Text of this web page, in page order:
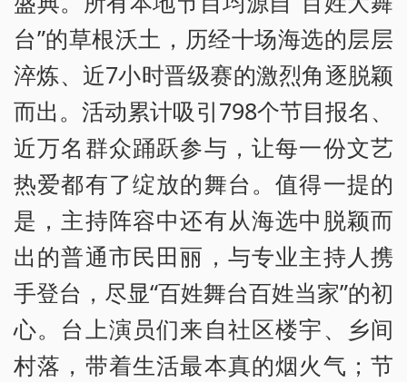
台”的草根沃土，历经十场海选的层层
淬炼、近7小时晋级赛的激烈角逐脱颖
而出。活动累计吸引798个节目报名、
近万名群众踊跃参与，让每一份文艺
热爱都有了绽放的舞台。值得一提的
是，主持阵容中还有从海选中脱颖而
出的普通市民田丽，与专业主持人携
手登台，尽显“百姓舞台百姓当家”的初
心。台上演员们来自社区楼宇、乡间
村落，带着生活最本真的烟火气；节